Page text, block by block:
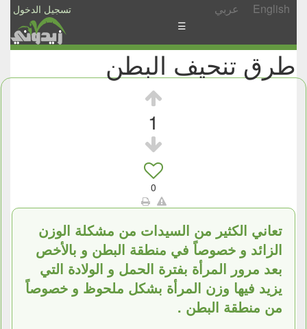
تسجيل الدخول عربي English
الأخبار
الأسئلة
☰
طرق تنحيف البطن
1
0
تعاني الكثير من السيدات من مشكلة الوزن
الزائد و خصوصاً في منطقة البطن و بالأخص
بعد مرور المرأة بفترة الحمل و الولادة التي
يزيد فيها وزن المرأة بشكل ملحوظ و خصوصاً
من منطقة البطن .